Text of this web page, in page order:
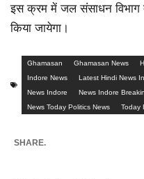
इस क्रम में जल संसाधन विभाग
किया जायेगा।
Ghamasan Ghamasan News
Indore News
Latest Hindi News
News Indore
News Indore
News Today Politics News
Today
SHARE.